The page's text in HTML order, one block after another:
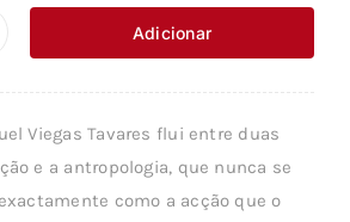
original
era:
é:
Adicionar
Viegas Tavares flui entre duas
e a antropologia, que nunca se
como a acção que o